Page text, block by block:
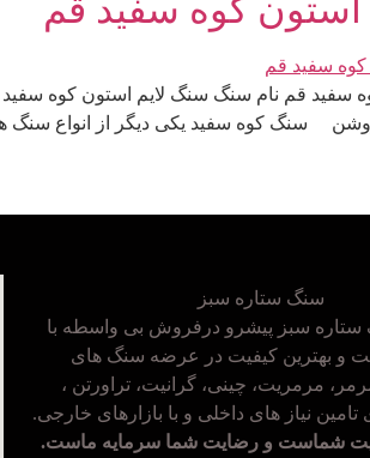
استون کوه سفید قم
سفید قم نام سنگ سنگ لایم استون کوه
سنگ کوه سفید یکی دیگر از انواع سنگ
سنگ ستاره سبز
سبز پیشرو درفروش بی واسطه با
و بهترین کیفیت در عرضه سنگ های
مرمریت، چینی، گرانیت، تراورتن ،
تامین نیاز های داخلی و با بازارهای خارجی.
شماست و رضایت شما سرمایه ماست.